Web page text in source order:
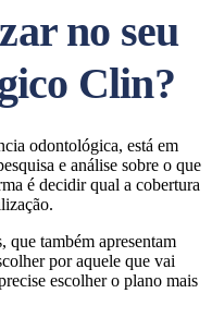
no seu
Clin?
odontológica, está em
e análise sobre o que
é decidir qual a cobertura
que também apresentam
por aquele que vai
escolher o plano mais